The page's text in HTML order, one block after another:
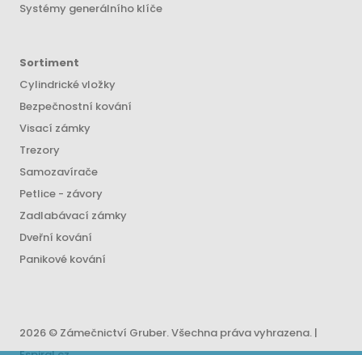
Systémy generálního klíče
Sortiment
Cylindrické vložky
Bezpečnostní kování
Visací zámky
Trezory
Samozavírače
Petlice - závory
Zadlabávací zámky
Dveřní kování
Panikové kování
2026 © Zámečnictví Gruber. Všechna práva vyhrazena. |